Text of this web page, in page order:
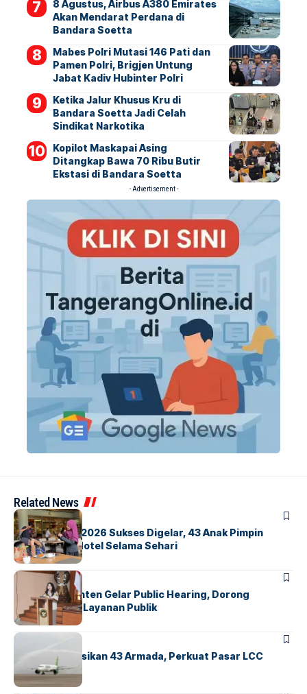
8 Agustus, Airbus A380 Emirates
Akan Mendarat Perdana di
Bandara Soetta
Mabes Polri Mutasi 146 Pati dan
Pamen Polri, Brigjen Untung
Jabat Kadiv Hubinter Polri
Ketika Jalur Khusus Kru di
Bandara Soetta Jadi Celah
Sindikat Narkotika
Kopilot Maskapai Asing
Ditangkap Bawa 70 Ribu Butir
Ekstasi di Bandara Soetta
- Advertisement -
Related News
BERITAINDEX
GM For A Day 2026 Sukses Digelar, 43 Anak Pimpin
Operasional Hotel Selama Sehari
BANDARA BERITA
Karantina Banten Gelar Public Hearing, Dorong
Transparansi Layanan Publik
BANDARA
Citilink Operasikan 43 Armada, Perkuat Pasar LCC
Nasional